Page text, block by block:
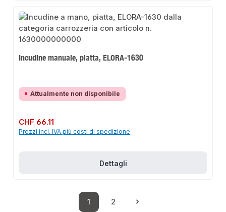
Incudine manuale, piatta, ELORA-1630
Attualmente non disponibile
Prezzo normale:
CHF 66.11
Prezzi incl. IVA più costi di spedizione
Dettagli
Pagina
1
Pagina
2